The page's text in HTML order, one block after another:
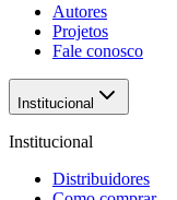
Autores
Projetos
Fale conosco
Institucional
Institucional
Distribuidores